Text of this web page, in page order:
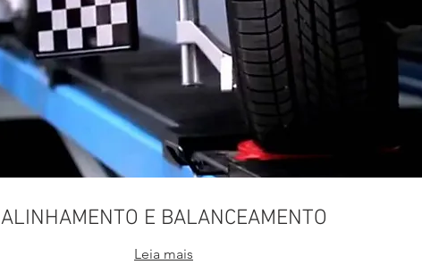
ALINHAMENTO E BALANCEAMENTO
Leia mais